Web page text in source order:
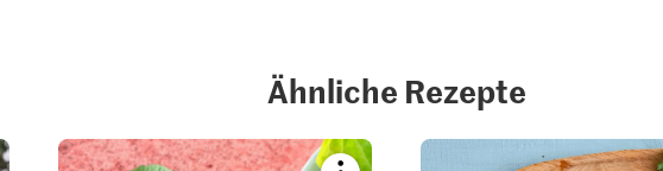
Ähnliche Rezepte